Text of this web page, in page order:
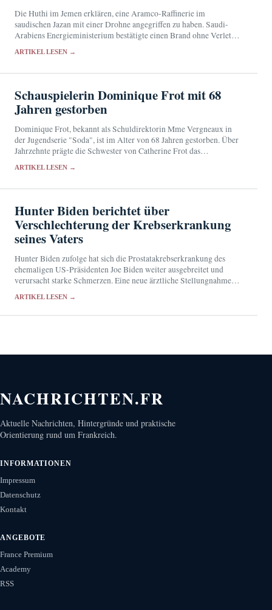
Die Huthi im Jemen erklären, eine Aramco-Raffinerie im
saudischen Jazan mit einer Drohne angegriffen zu haben. Saudi-
Arabiens Energieministerium bestätigte einen Brand ohne Verletzte,
ARTIKEL LESEN →
Schauspielerin Dominique Frot mit 68
Jahren gestorben
Dominique Frot, bekannt als Schuldirektorin Mme Vergneaux in
der Jugendserie "Soda", ist im Alter von 68 Jahren gestorben. Über
Jahrzehnte prägte die Schwester von Catherine Frot das
ARTIKEL LESEN →
Hunter Biden berichtet über
Verschlechterung der Krebserkrankung
seines Vaters
Hunter Biden zufolge hat sich die Prostatakrebserkrankung des
ehemaligen US-Präsidenten Joe Biden weiter ausgebreitet und
verursacht starke Schmerzen. Eine neue ärztliche Stellungnahme
ARTIKEL LESEN →
NACHRICHTEN.FR
Aktuelle Nachrichten, Hintergründe und praktische
Orientierung rund um Frankreich.
INFORMATIONEN
Impressum
Datenschutz
Kontakt
ANGEBOTE
France Premium
Academy
RSS